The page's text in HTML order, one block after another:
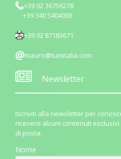
+39 02 36756278
+39 340 5404003
+39 02 87183671
mauro@tumitalia.com
Newsletter
Iscriviti alla newsletter per
ricevere alcuni contenuti
di posta.
Nome